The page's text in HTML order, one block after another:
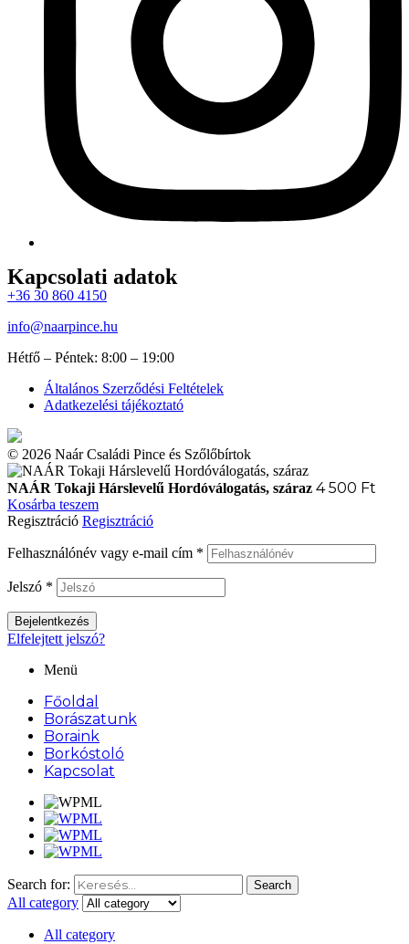
Kapcsolati adatok
+36 30 860 4150
info@naarpince.hu
Hétfő – Péntek: 8:00 – 19:00
Általános Szerződési Feltételek
Adatkezelési tájékoztató
© 2026 Naár Családi Pince és Szőlőbírtok
NAÁR Tokaji Hárslevelű Hordóválogatás, száraz 4 500 Ft
Kosárba teszem
Regisztráció Regisztráció
Felhasználónév vagy e-mail cím *
Jelszó *
Bejelentkezés
Elfelejtett jelszó?
Menü
Főoldal
Borászatunk
Boraink
Borkóstoló
Kapcsolat
Search for: Search
All category
All category